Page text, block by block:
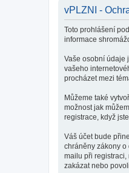
vPLZNI -
Toto prohlášení
informace
Vaše osobní údaje
vašeho
procházet mezi
Můžeme také
možnost jak
registrace, když
Váš účet bude
chráněny zákony o
mailu při registraci,
zakázat nebo